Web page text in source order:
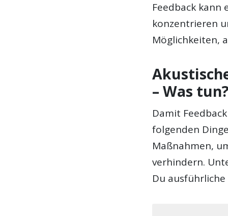
Feedback kann
konzentrieren
Möglichkeiten,
– Was
Damit
folgenden
Maßnahmen,
verhindern.
Du